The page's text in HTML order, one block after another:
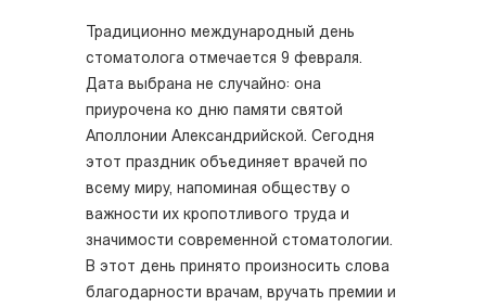
Традиционно международный день
стоматолога отмечается 9 февраля.
Дата выбрана не случайно: она
приурочена ко дню памяти святой
Аполлонии Александрийской. Сегодня
этот праздник объединяет врачей по
всему миру, напоминая обществу о
важности их кропотливого труда и
значимости современной стоматологии.
В этот день принято произносить слова
благодарности врачам, вручать премии и